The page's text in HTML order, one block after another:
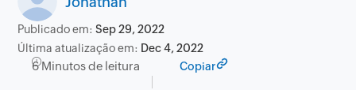
Publicado em:Sep 29, 2022
Última atualização em: Dec 4, 2022
6 Minutos de leitura Copiar